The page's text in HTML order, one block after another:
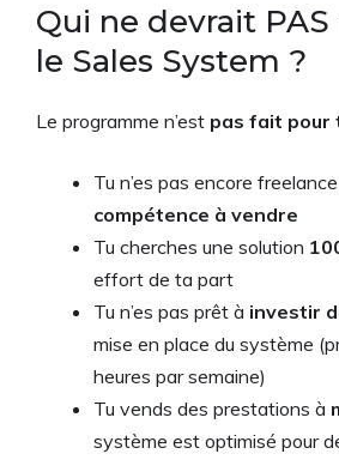
Qui ne devrait
le Sales System ?
Le programme n’est pas fait pour
Tu n’es pas encore
compétence à vendre
Tu cherches une solution
effort de ta part
Tu n’es pas prêt à investir
mise en place du système
heures par semaine)
Tu vends des prestations à
système est optimisé pour